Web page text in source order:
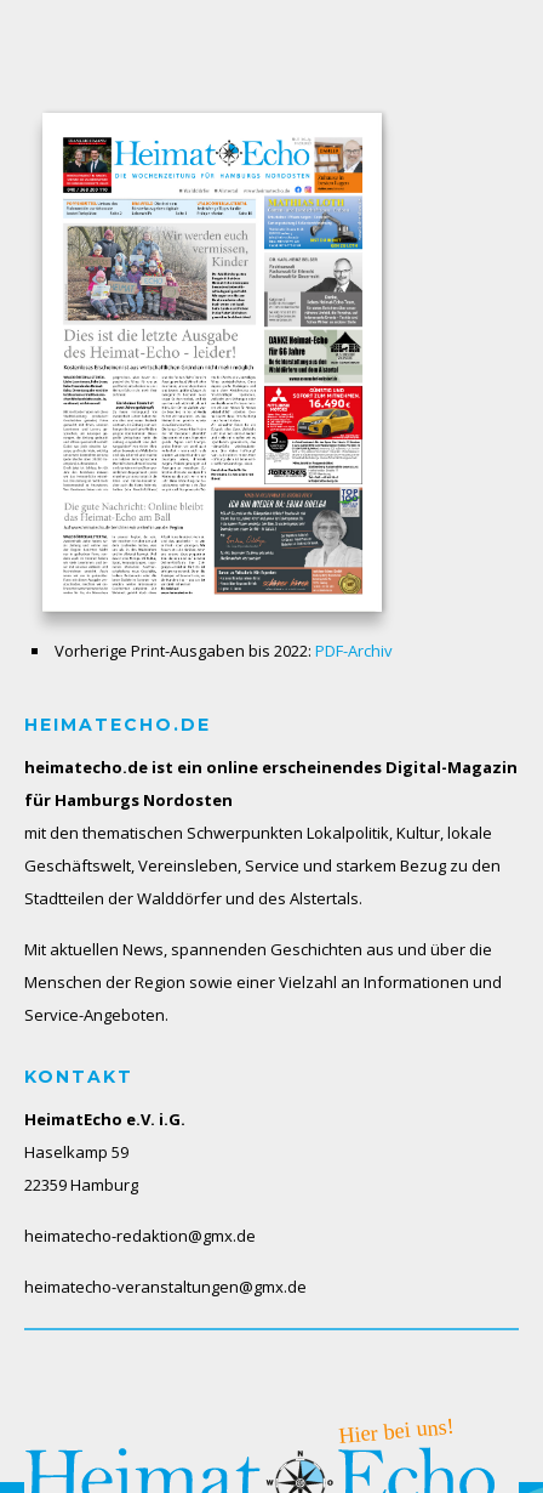
Vorherige Print-Ausgaben bis 2022: PDF-Archiv
HEIMATECHO.DE
heimatecho.de ist ein online erscheinendes Digital-Magazin
für Hamburgs Nordosten
mit den thematischen Schwerpunkten Lokalpolitik, Kultur, lokale
Geschäftswelt, Vereinsleben, Service und starkem Bezug zu den
Stadtteilen der Walddörfer und des Alstertals.
Mit aktuellen News, spannenden Geschichten aus und über die
Menschen der Region sowie einer Vielzahl an Informationen und
Service-Angeboten.
KONTAKT
HeimatEcho e.V. i.G.
Haselkamp 59
22359 Hamburg
heimatecho-redaktion@gmx.de
heimatecho-veranstaltungen@gmx.de